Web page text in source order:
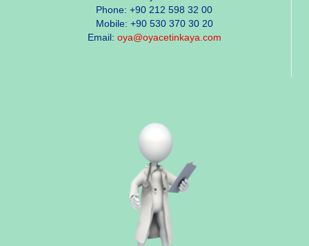
Phone: +90 212 598 32 00
Mobile: +90 530 370 30 20
Email: oya@oyacetinkaya.com